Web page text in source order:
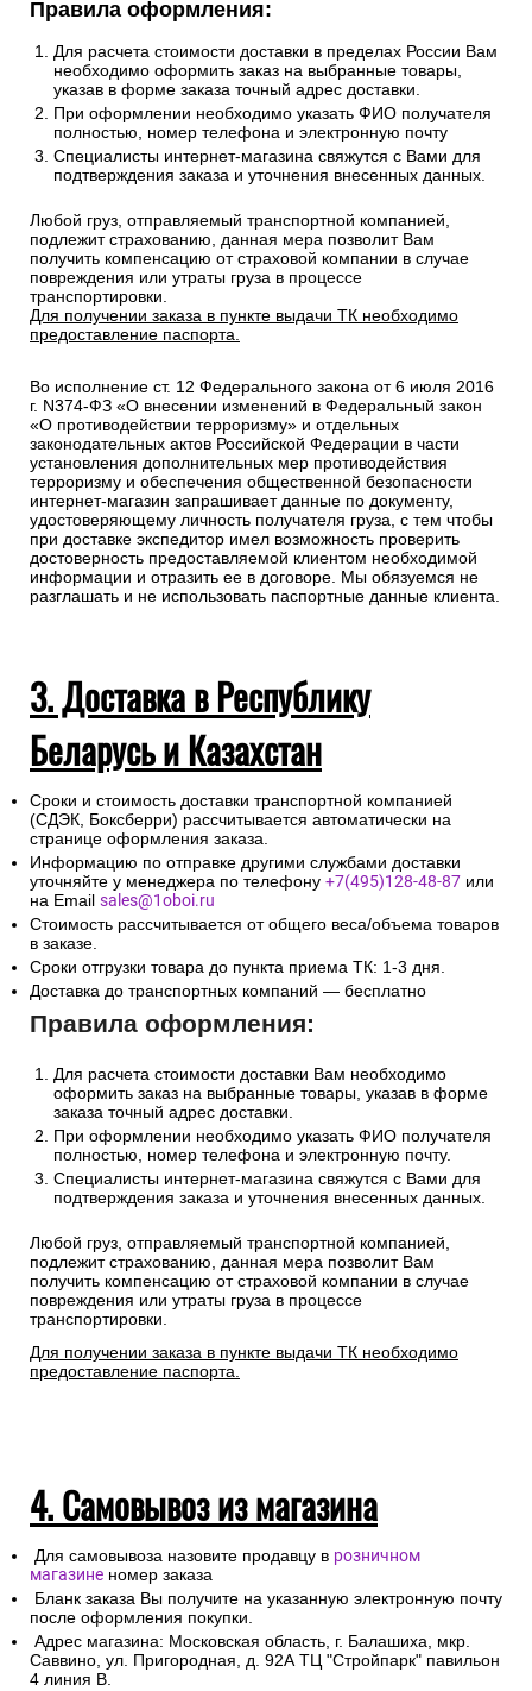
Правила оформления:
Для расчета стоимости доставки в пределах России Вам
необходимо оформить заказ на выбранные товары,
указав в форме заказа точный адрес доставки.
При оформлении необходимо указать ФИО получателя
полностью, номер телефона и электронную почту
Специалисты интернет-магазина свяжутся с Вами для
подтверждения заказа и уточнения внесенных данных.
Любой груз, отправляемый транспортной компанией,
подлежит страхованию, данная мера позволит Вам
получить компенсацию от страховой компании в случае
повреждения или утраты груза в процессе
транспортировки.
Для получении заказа в пункте выдачи ТК необходимо
предоставление паспорта.
Во исполнение ст. 12 Федерального закона от 6 июля 2016
г. N374-ФЗ «О внесении изменений в Федеральный закон
«О противодействии терроризму» и отдельных
законодательных актов Российской Федерации в части
установления дополнительных мер противодействия
терроризму и обеспечения общественной безопасности
интернет-магазин запрашивает данные по документу,
удостоверяющему личность получателя груза, с тем чтобы
при доставке экспедитор имел возможность проверить
достоверность предоставляемой клиентом необходимой
информации и отразить ее в договоре. Мы обязуемся не
разглашать и не использовать паспортные данные клиента.
3. Доставка в Республику
Беларусь и Казахстан
Сроки и стоимость доставки транспортной компанией
(СДЭК, Боксберри) рассчитывается автоматически на
странице оформления заказа.
Информацию по отправке другими службами доставки
уточняйте у менеджера по телефону +7(495)128-48-87 или
на Email sales@1oboi.ru
Стоимость рассчитывается от общего веса/объема товаров
в заказе.
Сроки отгрузки товара до пункта приема ТК: 1-3 дня.
Доставка до транспортных компаний — бесплатно
Правила оформления:
Для расчета стоимости доставки Вам необходимо
оформить заказ на выбранные товары, указав в форме
заказа точный адрес доставки.
При оформлении необходимо указать ФИО получателя
полностью, номер телефона и электронную почту.
Специалисты интернет-магазина свяжутся с Вами для
подтверждения заказа и уточнения внесенных данных.
Любой груз, отправляемый транспортной компанией,
подлежит страхованию, данная мера позволит Вам
получить компенсацию от страховой компании в случае
повреждения или утраты груза в процессе
транспортировки.
Для получении заказа в пункте выдачи ТК необходимо
предоставление паспорта.
4. Самовывоз из магазина
Для самовывоза назовите продавцу в розничном
магазине номер заказа
Бланк заказа Вы получите на указанную электронную почту
после оформления покупки.
Адрес магазина: Московская область, г. Балашиха, мкр.
Саввино, ул. Пригородная, д. 92А ТЦ "Стройпарк" павильон
4 линия В.